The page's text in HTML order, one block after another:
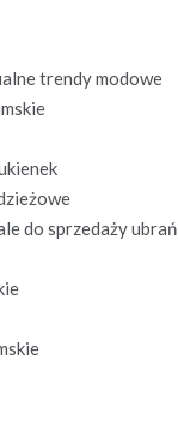
trendy modowe
do sprzedaży ubrań